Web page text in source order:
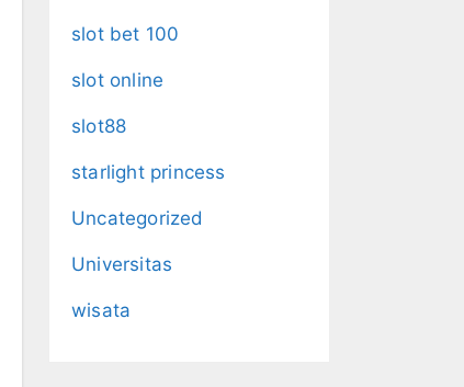
slot bet 100
slot online
slot88
starlight princess
Uncategorized
Universitas
wisata